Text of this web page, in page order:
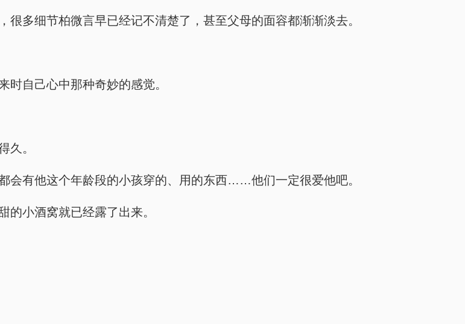
多细节柏微言早已经记不清楚了，甚至父母的面容都渐渐淡去。
自己心中那种奇妙的感觉。
久。
会有他这个年龄段的小孩穿的、用的东西……他们一定很爱他吧。
的小酒窝就已经露了出来。